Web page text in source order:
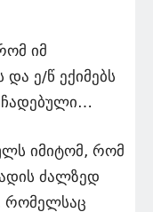
იმ
ე/წ ექიმებს
ჩადებული…
იმიტომ, რომ
ძალზედ
, რომელსაც